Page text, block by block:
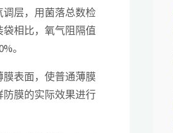
层，用菌落总数检
相比，氧气阻隔值
。
表面，使普通薄膜
膜的实际效果进行